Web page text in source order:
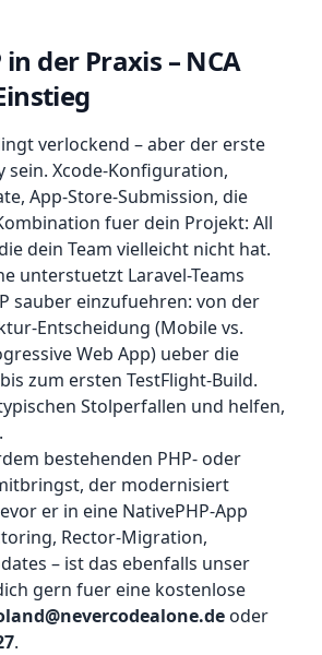
der Praxis – NCA
verlockend – aber der erste
sein. Xcode-Konfiguration,
App-Store-Submission, die
fuer dein Projekt: All
dein Team vielleicht nicht hat.
unterstuetzt Laravel-Teams
sauber einzufuehren: von der
Entscheidung (Mobile vs.
Web App) ueber die
zum ersten TestFlight-Build.
Stolperfallen und helfen,
bestehenden PHP- oder
der modernisiert
er in eine NativePHP-App
Rector-Migration,
– ist das ebenfalls unser
gern fuer eine kostenlose
oder
.